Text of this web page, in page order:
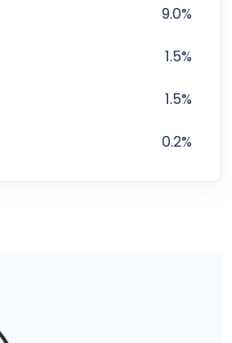
9.0%
1.5%
1.5%
0.2%